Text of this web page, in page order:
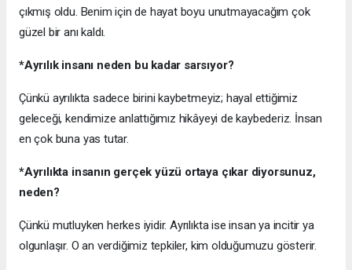
çıkmış oldu. Benim için de hayat boyu unutmayacağım çok
güzel bir anı kaldı.
*Ayrılık insanı neden bu kadar sarsıyor?
Çünkü ayrılıkta sadece birini kaybetmeyiz; hayal ettiğimiz
geleceği, kendimize anlattığımız hikâyeyi de kaybederiz. İnsan
en çok buna yas tutar.
*Ayrılıkta insanın gerçek yüzü ortaya çıkar diyorsunuz,
neden?
Çünkü mutluyken herkes iyidir. Ayrılıkta ise insan ya incitir ya
olgunlaşır. O an verdiğimiz tepkiler, kim olduğumuzu gösterir.